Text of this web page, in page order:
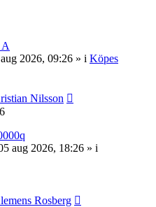
2026, 09:26 » i Köpes
Nilsson
aug 2026, 18:26 » i
Rosberg